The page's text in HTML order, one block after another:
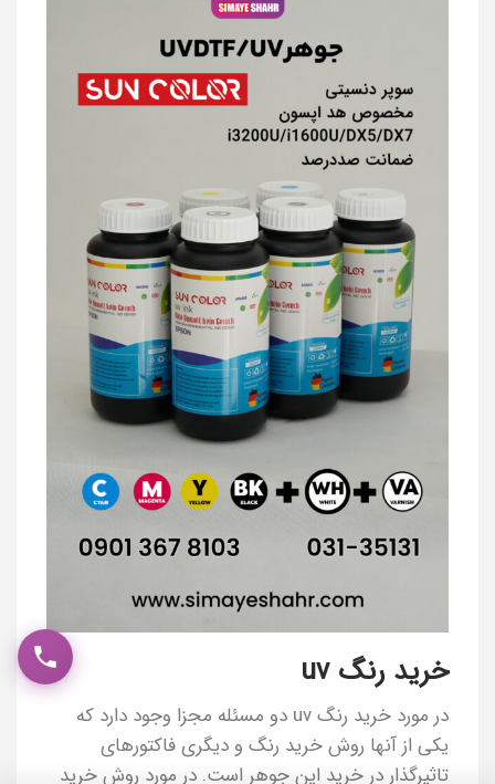
خرید رنگ uv
در مورد خرید رنگ uv دو مسئله مجزا وجود دارد که
یکی از آنها روش خرید رنگ و دیگری فاکتورهای
تاثیرگذار در خرید این جوهر است. در مورد روش خرید